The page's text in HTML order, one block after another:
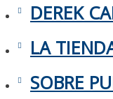
DEREK
LA
SOBRE